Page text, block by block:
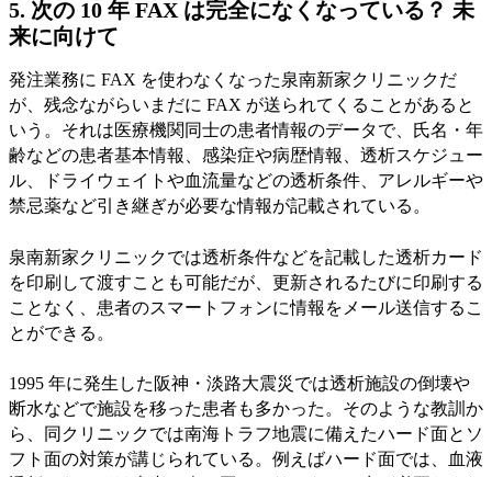
5. 次の 10 年 FAX は完全になくなっている？ 未
来に向けて
発注業務に FAX を使わなくなった泉南新家クリニックだ
が、残念ながらいまだに FAX が送られてくることがあると
いう。それは医療機関同士の患者情報のデータで、氏名・年
齢などの患者基本情報、感染症や病歴情報、透析スケジュー
ル、ドライウェイトや血流量などの透析条件、アレルギーや
禁忌薬など引き継ぎが必要な情報が記載されている。
泉南新家クリニックでは透析条件などを記載した透析カード
を印刷して渡すことも可能だが、更新されるたびに印刷する
ことなく、患者のスマートフォンに情報をメール送信するこ
とができる。
1995 年に発生した阪神・淡路大震災では透析施設の倒壊や
断水などで施設を移った患者も多かった。そのような教訓か
ら、同クリニックでは南海トラフ地震に備えたハード面とソ
フト面の対策が講じられている。例えばハード面では、血液